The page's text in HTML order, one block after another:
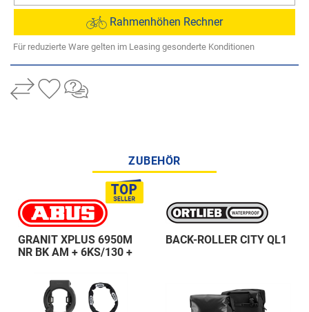
Rahmenhöhen Rechner
Für reduzierte Ware gelten im Leasing gesonderte Konditionen
ZUBEHÖR
GRANIT XPLUS 6950M
NR BK AM + 6KS/130 +
BACK-ROLLER CITY QL1